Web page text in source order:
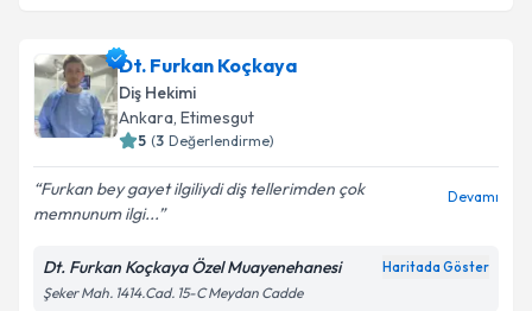
Dt. Gül Tuğba Kadıoğluiçin randevu takvimi talebi
oluşturun. Size bu uzmandan randevu almanız için bir
takvim hazırlandığında e-posta ile bilgilendireceğiz.
Kişisel verilerimin işlenmesine ilişkin
Aydınlatma
Metni'ni okudum ve kişisel verilerimin belirtilen
Dt. Furkan Koçkaya
Diş Hekimi
Ankara, Etimesgut
5 (3 Değerlendirme)
Furkan bey gayet ilgiliydi diş tellerimden çok
memnunum ilgi...
Devamı
Dt. Furkan Koçkaya Özel Muayenehanesi Haritada Göster
Şeker Mah. 1414.Cad. 15-C Meydan Cadde